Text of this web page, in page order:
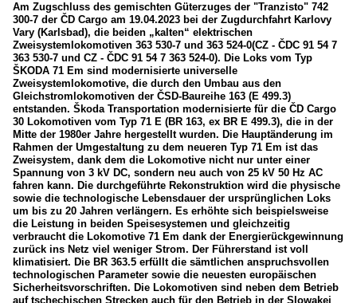
BR 240, ex ČSD S 499.0/.1 (Škoda-Typ 47E) "Laminatka"
Unternehmen
ZSSK Cargo
Tschechien
Bahnhöfe
Karlovy Vary (Karlsbad)
Plzeň hlavní nádraží (Pilsen Hbf)
Dieselloks
BR 742, ex ČSD T 466.2 "Kočka"/"Tranzistor"
Am Zugschluss des gemischten Güterzuges der "Tranzisto" 742
300-7 der ČD Cargo am 19.04.2023 bei der Zugdurchfahrt Karlovy
Vary (Karlsbad), die beiden „kalten“ elektrischen
Zweisystemlokomotiven 363 530-7 und 363 524-0(CZ - ČDC 91 54 7
363 530-7 und CZ - ČDC 91 54 7 363 524-0). Die Loks vom Typ
ŠKODA 71 Em sind modernisierte universelle
Zweisystemlokomotive, die durch den Umbau aus den
Gleichstromlokomotiven der ČSD-Baureihe 163 (E 499.3)
entstanden. Škoda Transportation modernisierte für die ČD Cargo
30 Lokomotiven vom Typ 71 E (BR 163, ex BR E 499.3), die in der
Mitte der 1980er Jahre hergestellt wurden. Die Hauptänderung im
Rahmen der Umgestaltung zu dem neueren Typ 71 Em ist das
Zweisystem, dank dem die Lokomotive nicht nur unter einer
Spannung von 3 kV DC, sondern neu auch von 25 kV 50 Hz AC
fahren kann. Die durchgeführte Rekonstruktion wird die physische
sowie die technologische Lebensdauer der ursprünglichen Loks
um bis zu 20 Jahren verlängern. Es erhöhte sich beispielsweise
die Leistung in beiden Speisesystemen und gleichzeitig
verbraucht die Lokomotive 71 Em dank der Energierückgewinnung
zurück ins Netz viel weniger Strom. Der Führerstand ist voll
klimatisiert. Die BR 363.5 erfüllt die sämtlichen anspruchsvollen
technologischen Parameter sowie die neuesten europäischen
Sicherheitsvorschriften. Die Lokomotiven sind neben dem Betrieb
auf tschechischen Strecken auch für den Betrieb in der Slowakei